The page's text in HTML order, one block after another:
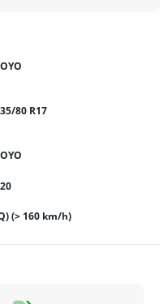
80 R17
(> 160 km/h)